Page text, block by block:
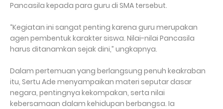
Pancasila kepada para guru di SMA tersebut.
“Kegiatan ini sangat penting karena guru merupakan
agen pembentuk karakter siswa. Nilai-nilai Pancasila
harus ditanamkan sejak dini,” ungkapnya.
Dalam pertemuan yang berlangsung penuh keakraban
itu, Sertu Ade menyampaikan materi seputar dasar
negara, pentingnya kekompakan, serta nilai
kebersamaan dalam kehidupan berbangsa. Ia